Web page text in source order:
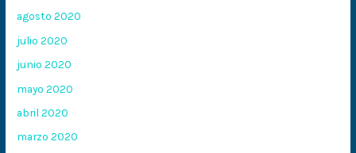
agosto 2020
julio 2020
junio 2020
mayo 2020
abril 2020
marzo 2020